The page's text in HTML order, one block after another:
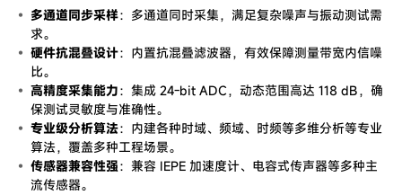
多通道同步采样：多通道同时采集，满足复杂噪声与振动测试需
求。
硬件抗混叠设计：内置抗混叠滤波器，有效保障测量带宽内信噪
比。
高精度采集能力：集成 24-bit ADC，动态范围高达 118 dB，确
保测试灵敏度与准确性。
专业级分析算法：内建各种时域、频域、时频等多维分析等专业
算法，覆盖多种工程场景。
传感器兼容性强：兼容 IEPE 加速度计、电容式传声器等多种主
流传感器。